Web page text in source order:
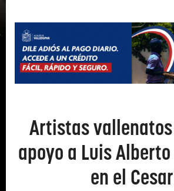
Artistas
apoyo a Luis
en el Cesar